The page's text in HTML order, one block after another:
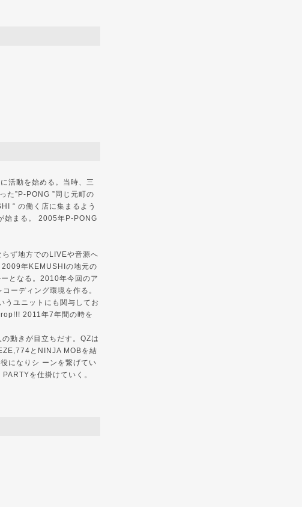
活動を始める。当時、三
た”P-PONG ”同じ元町の
“ の働く店に集まるよう
始まる。 2005年P-PONG
ず地方でのLIVEや音源へ
年KEMUSHIの地元の
となる。2010年今回のア
ーディング環境を作る。
ユニットにも関与してお
2011年7年間の時を
動きが目立ちだす。QZは
とNINJA MOBを結
になりシ ーンを繋げてい
を仕掛けていく。